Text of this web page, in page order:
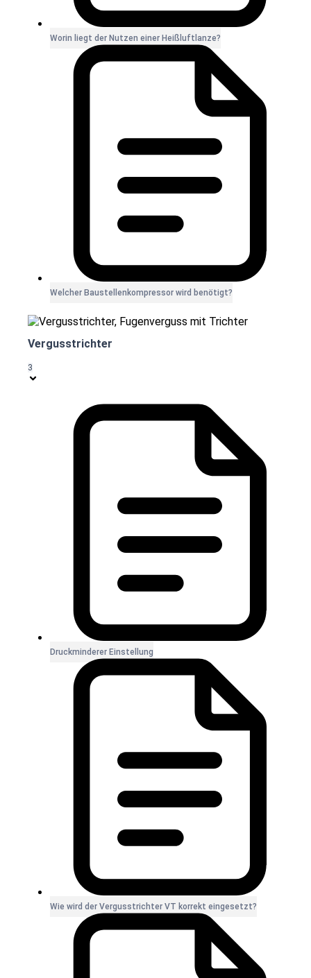
Worin liegt der Nutzen einer Heißluftlanze?
Welcher Baustellenkompressor wird benötigt?
Vergusstrichter
3
Druckminderer Einstellung
Wie wird der Vergusstrichter VT korrekt eingesetzt?